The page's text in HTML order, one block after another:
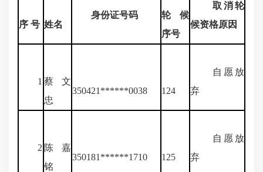
序 号 姓名
身份证号码
轮候
序号
取消轮
候资格原因
1 蔡文
忠
350421******0038 124
自愿放
弃
2 陈嘉
铭
350181******1710 125
自愿放
弃